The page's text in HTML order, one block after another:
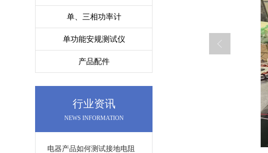
单、三相功率计
单功能安规测试仪
产品配件
行业资讯
NEWS INFORMATION
电器产品如何测试接地电阻